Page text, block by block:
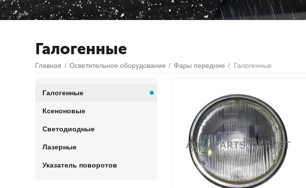
Галогенные
Главная / Осветительное оборудование / Фары передние / Галогенные
Галогенные
Ксеноновые
Светодиодные
Лазерные
Указатель поворотов